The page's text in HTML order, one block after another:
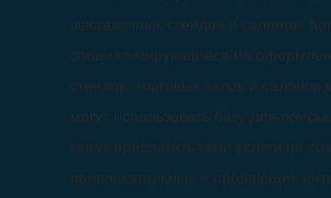
выставочных стендов и салонов:
специализирующиеся на
стендов, торговых залов и салонов
могут использовать базу для
могут предлагать свои услуги по
привлекательных и продающих